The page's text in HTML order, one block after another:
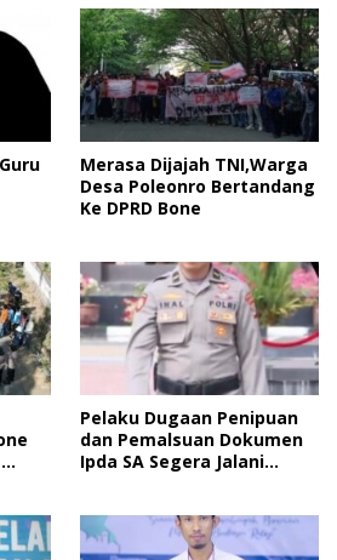
Merasa Dijajah TNI,Warga
Desa Poleonro Bertandang
Ke DPRD Bone
Pelaku Dugaan Penipuan
dan Pemalsuan Dokumen
Ipda SA Segera Jalani
Hakim